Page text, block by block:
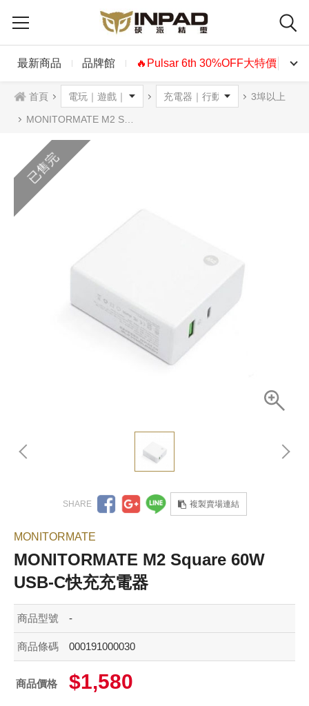
最新商品 品牌館 🔥Pulsar 6th 30%OFF大特價🔥
首頁 3埠以上
MONITORMATE M2 Square 60W USB-C快充充電器
已售完
複製賣場連結
MONITORMATE
MONITORMATE M2 Square 60W
USB-C快充充電器
商品型號 -
商品條碼 000191000030
商品價格 $1,580